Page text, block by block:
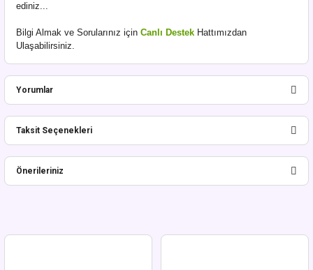
ediniz...
Bilgi Almak ve Sorularınız için Canlı Destek Hattımızdan
Ulaşabilirsiniz.
Yorumlar
Bu ürüne ilk yorumu siz yapın!
Taksit Seçenekleri
Önerileriniz